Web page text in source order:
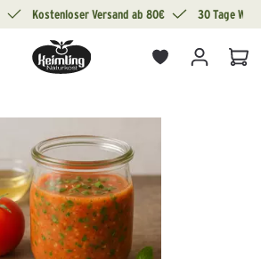
Kostenloser Versand ab 80€ 30 Tage